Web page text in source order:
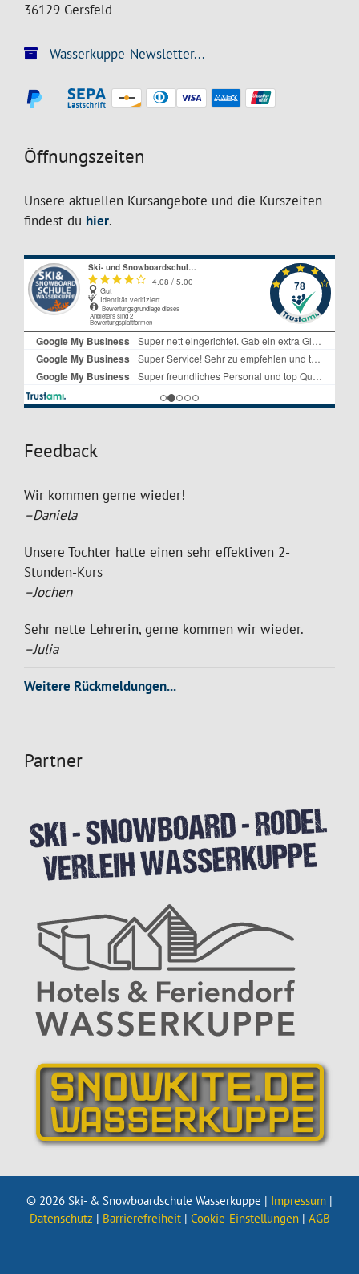
36129 Gersfeld
Wasserkuppe-Newsletter...
Öffnungszeiten
Unsere aktuellen Kursangebote und die Kurszeiten
findest du hier.
Feedback
Wir kommen gerne wieder!
–Daniela
Unsere Tochter hatte einen sehr effektiven 2-
Stunden-Kurs
–Jochen
Sehr nette Lehrerin, gerne kommen wir wieder.
–Julia
Weitere Rückmeldungen...
Partner
© 2026 Ski- & Snowboardschule Wasserkuppe | Impressum |
Datenschutz | Barrierefreiheit| Cookie-Einstellungen| AGB